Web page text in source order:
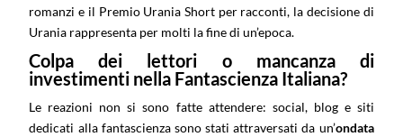
romanzi e il Premio Urania Short per racconti, la decisione di
Urania rappresenta per molti la fine di un’epoca.
Colpa dei lettori o mancanza di
investimenti nella Fantascienza Italiana?
Le reazioni non si sono fatte attendere: social, blog e siti
dedicati alla fantascienza sono stati attraversati da un’ondata